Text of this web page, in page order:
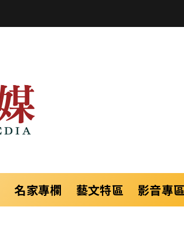
名家專欄 藝文特區 影音專區